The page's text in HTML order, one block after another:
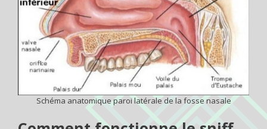
Schéma anatomique paroi latérale de la fosse nasale